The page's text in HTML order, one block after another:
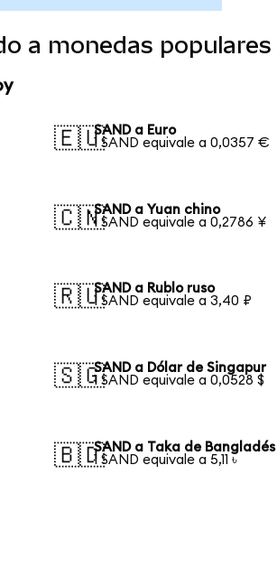
a monedas populares
🇪🇺SAND a Euro
1 SAND equivale a 0,0357 €
🇨🇳SAND a Yuan chino
1 SAND equivale a 0,2786 ¥
🇷🇺SAND a Rublo ruso
1 SAND equivale a 3,40 ₽
🇸🇬SAND a Dólar de Singapur
1 SAND equivale a 0,0528 $
🇧🇩SAND a Taka de Bangladés
1 SAND equivale a 5,11 ৳